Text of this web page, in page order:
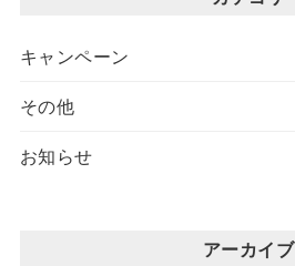
キャンペーン
その他
お知らせ
アーカイブ